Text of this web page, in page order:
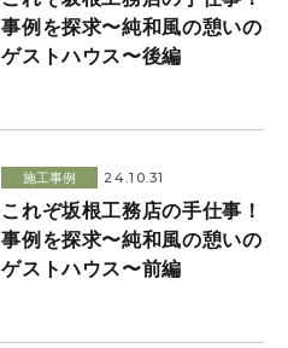
事例を探求〜純和風の憩いの
ゲストハウス〜後編
施工事例 24.10.31
これぞ坂根工務店の手仕事！
事例を探求〜純和風の憩いの
ゲストハウス〜前編